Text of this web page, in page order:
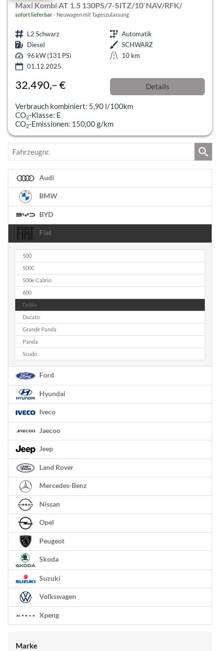
Maxi Kombi AT 1.5 130PS/7-SITZ/10`NAV/RFK/
sofort lieferbar Neuwagen mit Tageszulassung
L2 Schwarz
Automatik
Diesel
SCHWARZ
96 kW (131 PS)
10 km
01.12.2025
32.490,– € Details
Verbrauch kombiniert: 5,90 l/100km
CO2-Klasse: E
CO2-Emissionen: 150,00 g/km
Fahrzeugnr.
Audi
BMW
BYD
Fiat
500
500C
500e Cabrio
600
Doblo
Ducato
Grande Panda
Panda
Scudo
Ford
Hyundai
Iveco
Jaecoo
Jeep
Land Rover
Mercedes-Benz
Nissan
Opel
Peugeot
Skoda
Suzuki
Volkswagen
Xpeng
Marke